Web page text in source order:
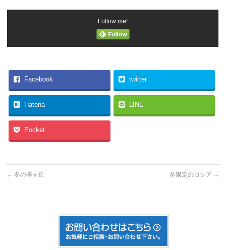
Follow me!
Facebook twitter
Hatena LINE
Pocket
← 冬の雀ヶ丘 冬限定のロシア →